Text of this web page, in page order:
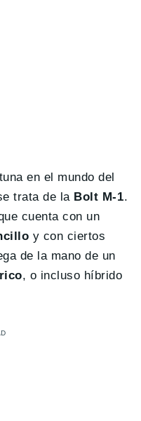
en el mundo del
trata de la Bolt M-1.
cuenta con un
y con ciertos
de la mano de un
, o incluso híbrido